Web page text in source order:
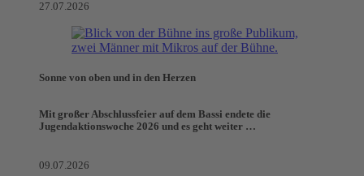
27.07.2026
Sonne von oben und in den Herzen
Mit großer Abschlussfeier auf dem Bassi endete die
Jugendaktionswoche 2026 und es geht weiter …
09.07.2026